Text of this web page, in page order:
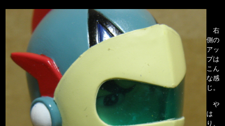
右
側の
アッ
プは
こん
な感
じ。
や
は
り、